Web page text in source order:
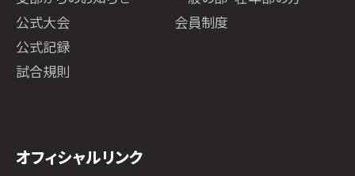
公式大会
公式記録
試合規則
会員制度
オフィシャルリンク